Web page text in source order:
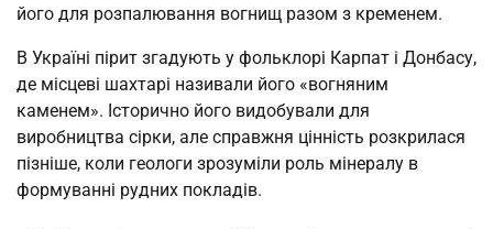
його для розпалювання вогнищ разом з кременем.
В Україні пірит згадують у фольклорі Карпат і Донбасу,
де місцеві шахтарі називали його «вогняним
каменем». Історично його видобували для
виробництва сірки, але справжня цінність розкрилася
пізніше, коли геологи зрозуміли роль мінералу в
формуванні рудних покладів.